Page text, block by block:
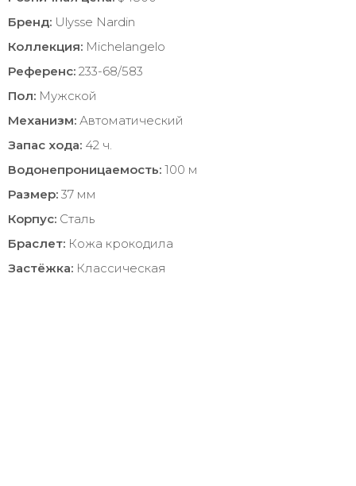
Бренд: Ulysse Nardin
Коллекция: Michelangelo
Референс: 233-68/583
Пол: Мужской
Механизм: Автоматический
Запас хода: 42 ч.
Водонепроницаемость: 100 м
Размер: 37 мм
Корпус: Сталь
Браслет: Кожа крокодила
Застёжка: Классическая